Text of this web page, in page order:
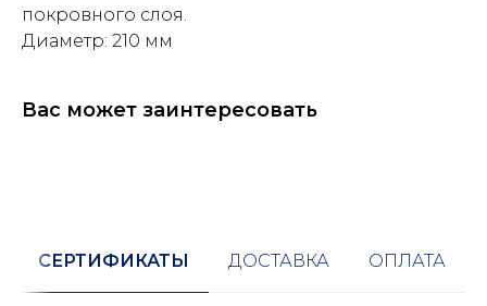
покровного слоя.
Диаметр: 210 мм
Вас может заинтересовать
СЕРТИФИКАТЫ ДОСТАВКА ОПЛАТА